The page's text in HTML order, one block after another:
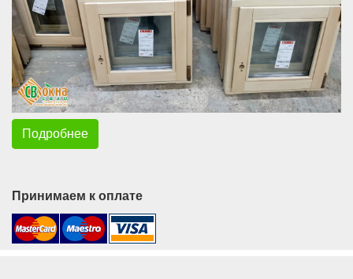
Подробнее
Принимаем к оплате